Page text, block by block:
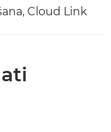
Cloud Link